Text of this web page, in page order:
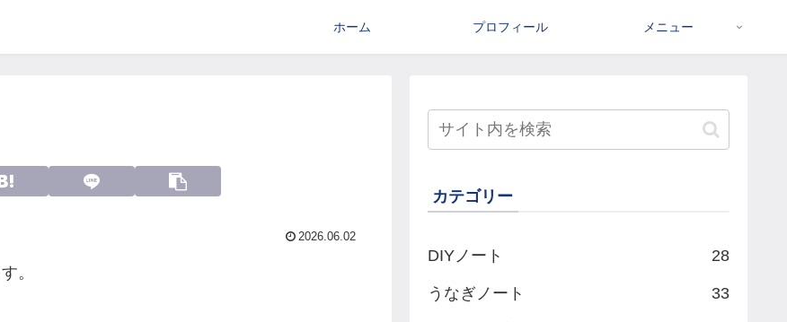
ホーム プロフィール メニュー
2026.06.02
。
カテゴリー
DIYノート 28
うなぎノート 33